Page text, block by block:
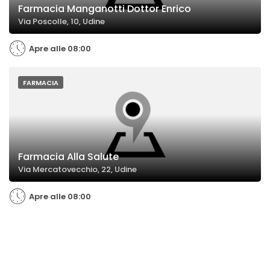
Farmacia Manganotti Dottor Enrico
Via Poscolle, 10, Udine
Apre alle 08:00
FARMACIA
Farmacia Alla Salute
Via Mercatovecchio, 22, Udine
Apre alle 08:00